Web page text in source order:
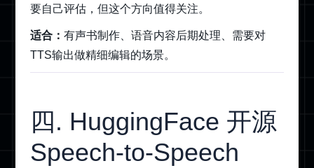
要自己评估，但这个方向值得关注。
适合： 有声书制作、语音内容后期处理、需要对
TTS输出做精细编辑的场景。
四. HuggingFace 开源
Speech-to-Speech